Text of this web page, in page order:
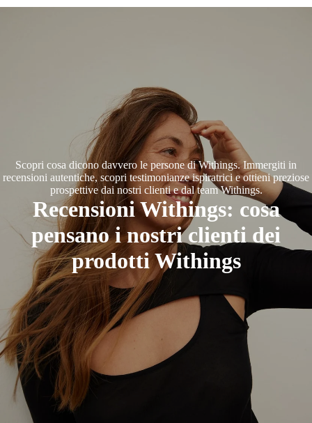
Scopri cosa dicono davvero le persone di Withings. Immergiti in
recensioni autentiche, scopri testimonianze ispiratrici e ottieni preziose
prospettive dai nostri clienti e dal team Withings.
Recensioni Withings: cosa
pensano i nostri clienti dei
prodotti Withings